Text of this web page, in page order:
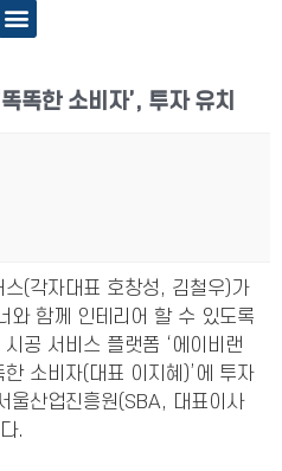
똑한 소비자’, 투자 유치
(각자대표 호창성, 김철우)가
와 함께 인테리어 할 수 있도록
공 서비스 플랫폼 ‘에이비랜
한 소비자(대표 이지혜)’에 투자
울산업진흥원(SBA, 대표이사
.